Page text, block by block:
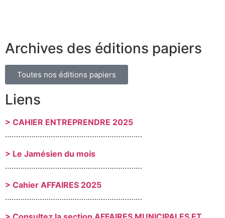
Archives des éditions papiers
Toutes nos éditions papiers
Liens
> CAHIER ENTREPRENDRE 2025
………………………………………………………
> Le Jamésien du mois
………………………………………………………
> Cahier AFFAIRES 2025
………………………………………………………